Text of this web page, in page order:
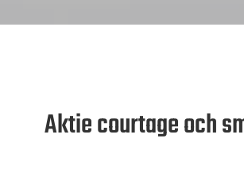
Aktie courtage och